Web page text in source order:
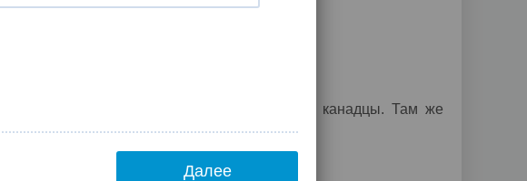
Далее
приезжают ирландцы, испанцы и канадцы. Там же
электроакустической музыки.